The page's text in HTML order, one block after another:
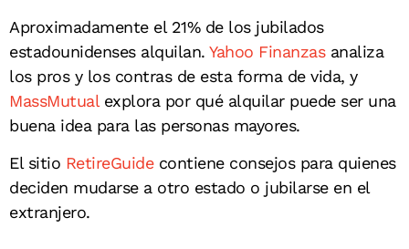
Aproximadamente el 21% de los jubilados
estadounidenses alquilan. Yahoo Finanzasanaliza
los pros y los contras de esta forma de vida, y
MassMutualexplora por qué alquilar puede ser una
buena idea para las personas mayores.
El sitio RetireGuidecontiene consejos para quienes
deciden mudarse a otro estado o jubilarse en el
extranjero.